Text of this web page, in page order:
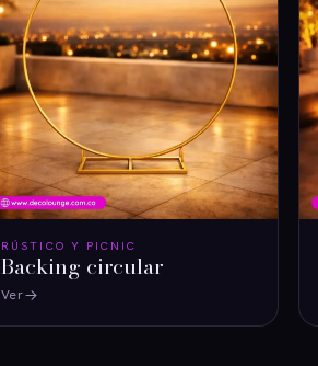
RÚSTICO Y PICNIC
Backing circular
Ver